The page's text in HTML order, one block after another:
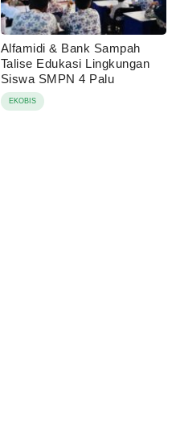
Alfamidi & Bank Sampah
Talise Edukasi Lingkungan
Siswa SMPN 4 Palu
EKOBIS